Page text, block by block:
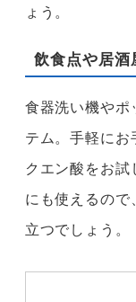
ょう。
飲食点や居
食器洗い機や
テム。手軽に
クエン酸をお
にも使えるの
立つでしょう。